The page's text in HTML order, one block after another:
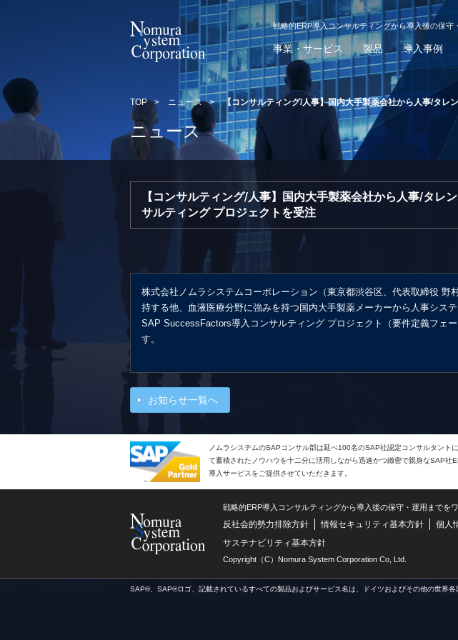
戦略的ERP導入コンサルティングから導入後の保守
事業・サービス 製品 導入事例
TOP > ニュース >【コンサルティング/人事】国内大手製薬会社から人事/タレ
ニュース
【コンサルティング/人事】国内大手製薬会社から人事/タレ
サルティング プロジェクトを受注
株式会社ノムラシステムコーポレーション（東京都渋谷区、代表取締役 野
持する他、血液医療分野に強みを持つ国内大手製薬メーカーから人事シス
SAP SuccessFactors導入コンサルティング プロジェクト（要件定義フェ
す。
お知らせ一覧へ
ノムラシステムのSAPコンサル部は延べ100名のSAP社認定コンサルタント
て蓄積されたノウハウを十二分に活用しながら迅速かつ緻密で親身なSAP社
導入サービスをご提供させていただきます。
戦略的ERP導入コンサルティングから導入後の保守・運用までを
反社会的勢力排除方針 情報セキュリティ基本方針 個人
サステナビリティ基本方針
Copyright（C）Nomura System Corporation Co, Ltd.
SAP®、SAP®ロゴ、記載されているすべての製品およびサービス名は、ドイツおよびその他の世界各